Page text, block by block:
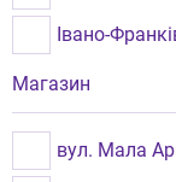
Івано-
Одеса
Львів
Магазин
вул. Мала